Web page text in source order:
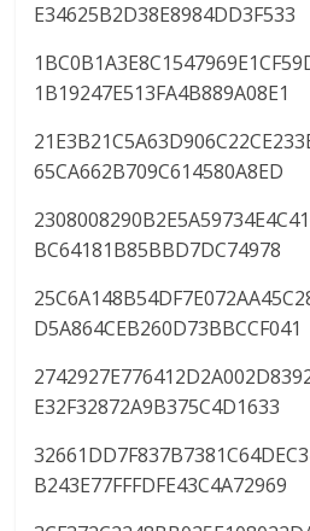
E34625B2D38E8984DD3F533
1B19247E513FA4B889A08E1
65CA662B709C614580A8ED
BC64181B85BBD7DC74978
D5A864CEB260D73BBCCF041
E32F32872A9B375C4D1633
B243E77FFFDFE43C4A72969